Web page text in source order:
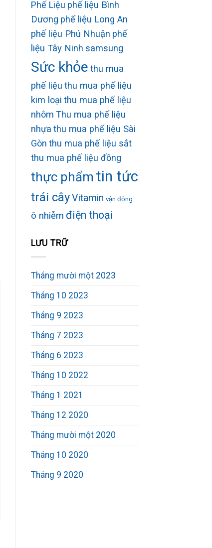
Phế Liệu phế liệu Bình
Dương phế liệu Long An
phế liệu Phú Nhuận phế
liệu Tây Ninh samsung
Sức khỏe thu mua
phế liệu thu mua phế liệu
kim loại thu mua phế liệu
nhôm Thu mua phế liệu
nhựa thu mua phế liệu Sài
Gòn thu mua phế liệu sắt
thu mua phế liệu đồng
thực phẩm tin tức
trái câyVitamin vận động
ô nhiễm điện thoại
LƯU TRỮ
Tháng mười một 2023
Tháng 10 2023
Tháng 9 2023
Tháng 7 2023
Tháng 6 2023
Tháng 10 2022
Tháng 1 2021
Tháng 12 2020
Tháng mười một 2020
Tháng 10 2020
Tháng 9 2020